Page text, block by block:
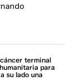
terminal
para
su lado una